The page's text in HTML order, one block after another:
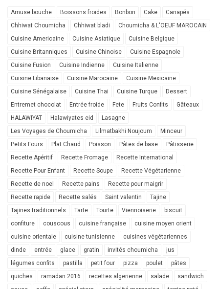
Amuse bouche Boissons froides Bonbon Cake
Canapés
Chhiwat Choumicha
Chhiwat bladi
Choumicha & L'OEUF MAROCAIN
Cuisine Americaine
Cuisine Asiatique
Cuisine Belgique
Cuisine Britanniques
Cuisine Chinoise
Cuisine Espagnole
Cuisine Fusion
Cuisine Indienne
Cuisine Italienne
Cuisine Libanaise
Cuisine Marocaine
Cuisine Mexicaine
Cuisine Sénégalaise
Cuisine Thai Cuisine Turque
Dessert
Entremet chocolat
Entrée froide Fete Fruits Confits
Gâteaux
HALAWIYAT
Halawiyates eid
Lasagne
Les Voyages de Choumicha
Lilmatbakhi Noujoum
Minceur
Petits Fours
Plat Chaud Poisson Pâtes de base
Pâtisserie
Recette Apéritif
Recette Fromage
Recette International
Recette Pour Enfant
Recette Soupe
Recette Végétarienne
Recette de noel
Recette pains
Recette pour maigrir
Recette rapide
Recette salés Saint valentin
Tajine
Tajines traditionnels
Tarte Tourte Viennoiserie
biscuit
confiture
couscous cuisine française
cuisine moyen orient
cuisine orientale
cuisine tunisienne
cuisines végétariennes
dinde
entrée glace gratin invités choumicha
jus
légumes confits
pastilla petit four pizza poulet
pâtes
quiches
ramadan 2016 recettes algerienne salade
sandwich